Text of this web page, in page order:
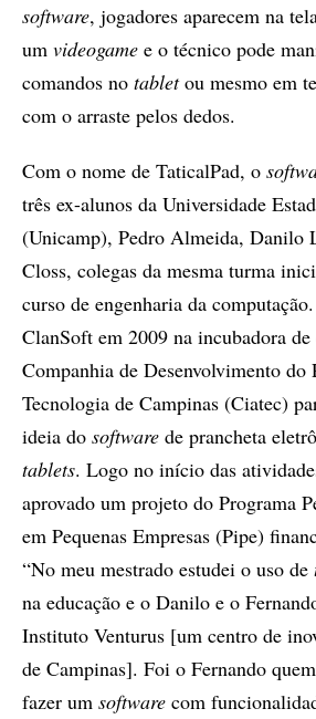
software, jogadores aparecem na
um videogame e o técnico pode
comandos no tabletou mesmo em
com o arraste pelos dedos.
Com o nome de TaticalPad, o
três ex-alunos da Universidade
(Unicamp), Pedro Almeida, Danilo
Closs, colegas da mesma turma
curso de engenharia da
ClanSoft em 2009 na incubadora de
Companhia de Desenvolvimento
Tecnologia de Campinas (Ciatec)
ideia do software de prancheta
tablets. Logo no início das
aprovado um projeto do Programa
em Pequenas Empresas (Pipe)
“No meu mestrado estudei o uso de
na educação e o Danilo e o
Instituto Venturus [um centro de
de Campinas]. Foi o Fernando
fazer um software com